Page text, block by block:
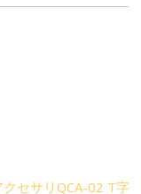
セサリQCA-02 T字